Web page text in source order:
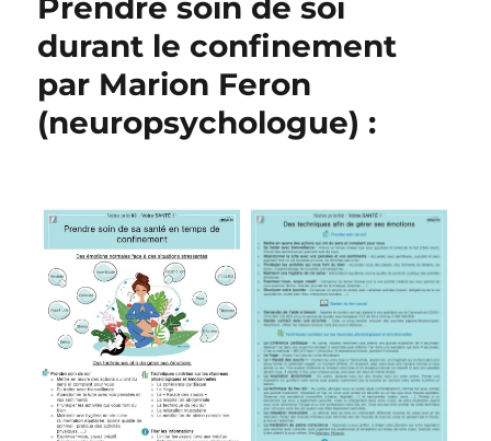
Prendre soin de soi
durant le confinement
par Marion Feron
(neuropsychologue) :